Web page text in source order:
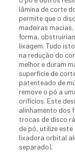
lâmina de corte
permite que o
madeiras
forma,
lixagem. Tudo
na redução do
melhor e duram
superfície de
patenteado de
remove o pó a
orifícios. Este
alinhamento dos
trocas de disco
de pó, utilize
lixadora orbital
separado).